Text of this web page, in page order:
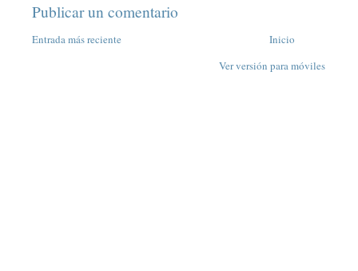
Publicar un comentario
Entrada más reciente
Inicio
Ver versión para móviles